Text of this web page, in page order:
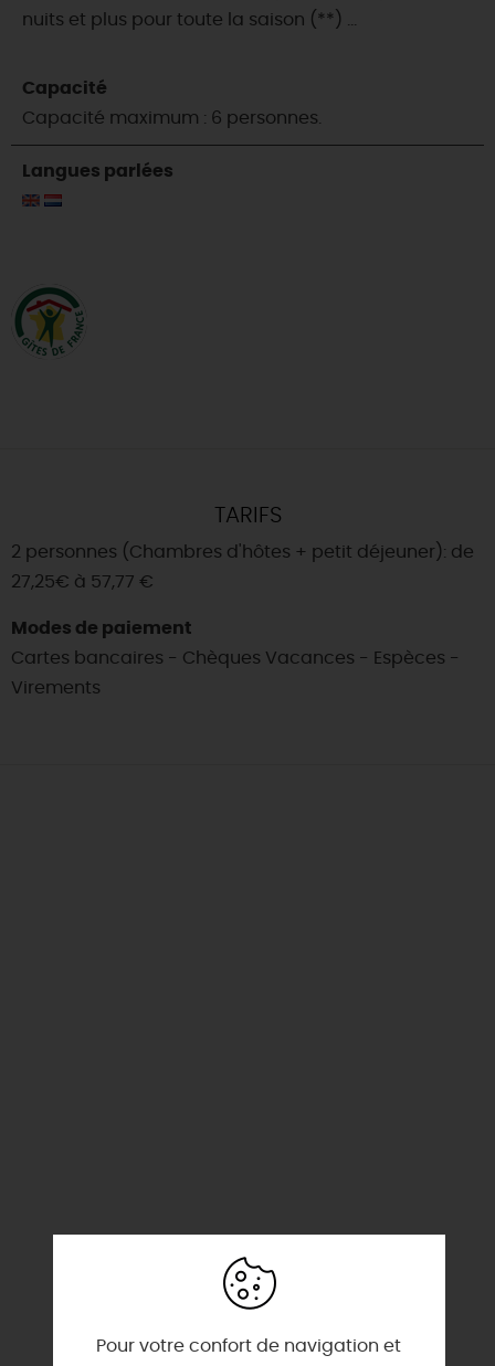
nuits et plus pour toute la saison (**) ...
Capacité
Capacité maximum : 6 personnes.
Langues parlées
TARIFS
2 personnes (Chambres d'hôtes + petit déjeuner): de
27,25€ à 57,77 €
Modes de paiement
Cartes bancaires - Chèques Vacances - Espèces -
Virements
Pour votre confort de navigation et